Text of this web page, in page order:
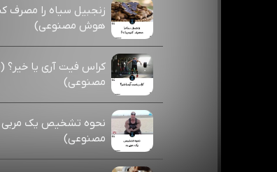
زنجبیل سیاه را مصرف
هوش مصنوعی)
کراس فیت آری یا
مصنوعی)
نحوه تشخیص یک
مصنوعی)